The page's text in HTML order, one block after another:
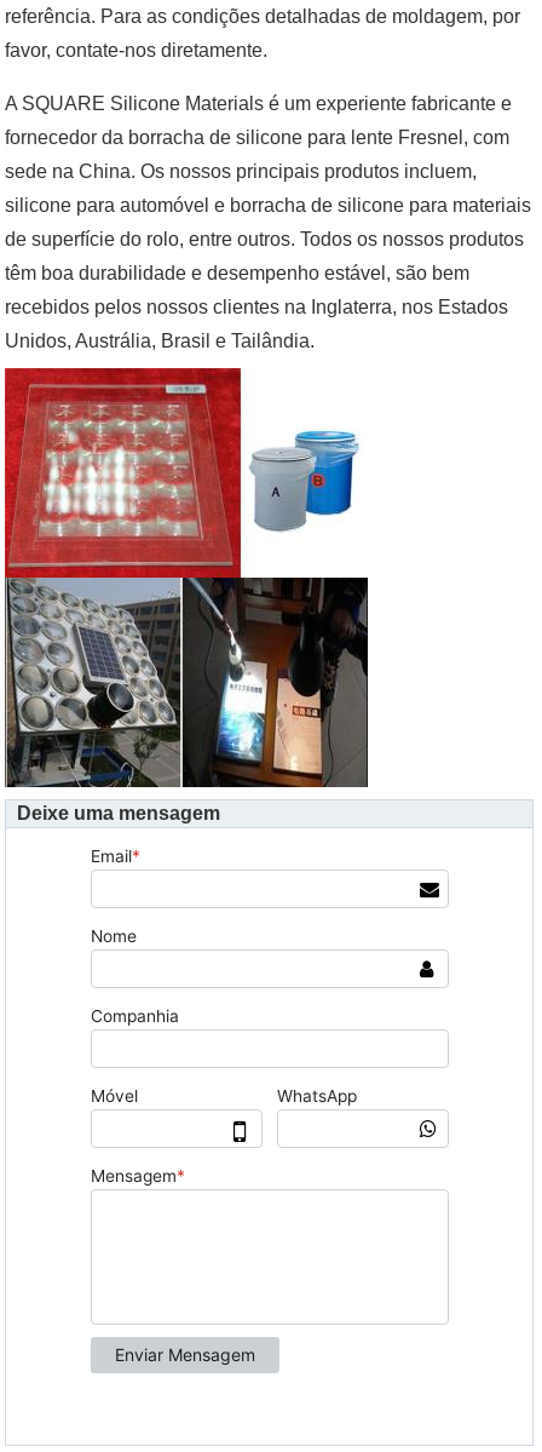
referência. Para as condições detalhadas de moldagem, por
favor, contate-nos diretamente.
A SQUARE Silicone Materials é um experiente fabricante e
fornecedor da borracha de silicone para lente Fresnel, com
sede na China. Os nossos principais produtos incluem,
silicone para automóvel e borracha de silicone para materiais
de superfície do rolo, entre outros. Todos os nossos produtos
têm boa durabilidade e desempenho estável, são bem
recebidos pelos nossos clientes na Inglaterra, nos Estados
Unidos, Austrália, Brasil e Tailândia.
Deixe uma mensagem